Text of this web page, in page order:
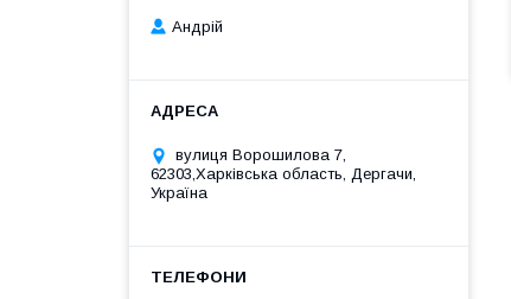
Андрій
вулиця Ворошилова 7,
62303,Харківська область, Дергачи,
Україна